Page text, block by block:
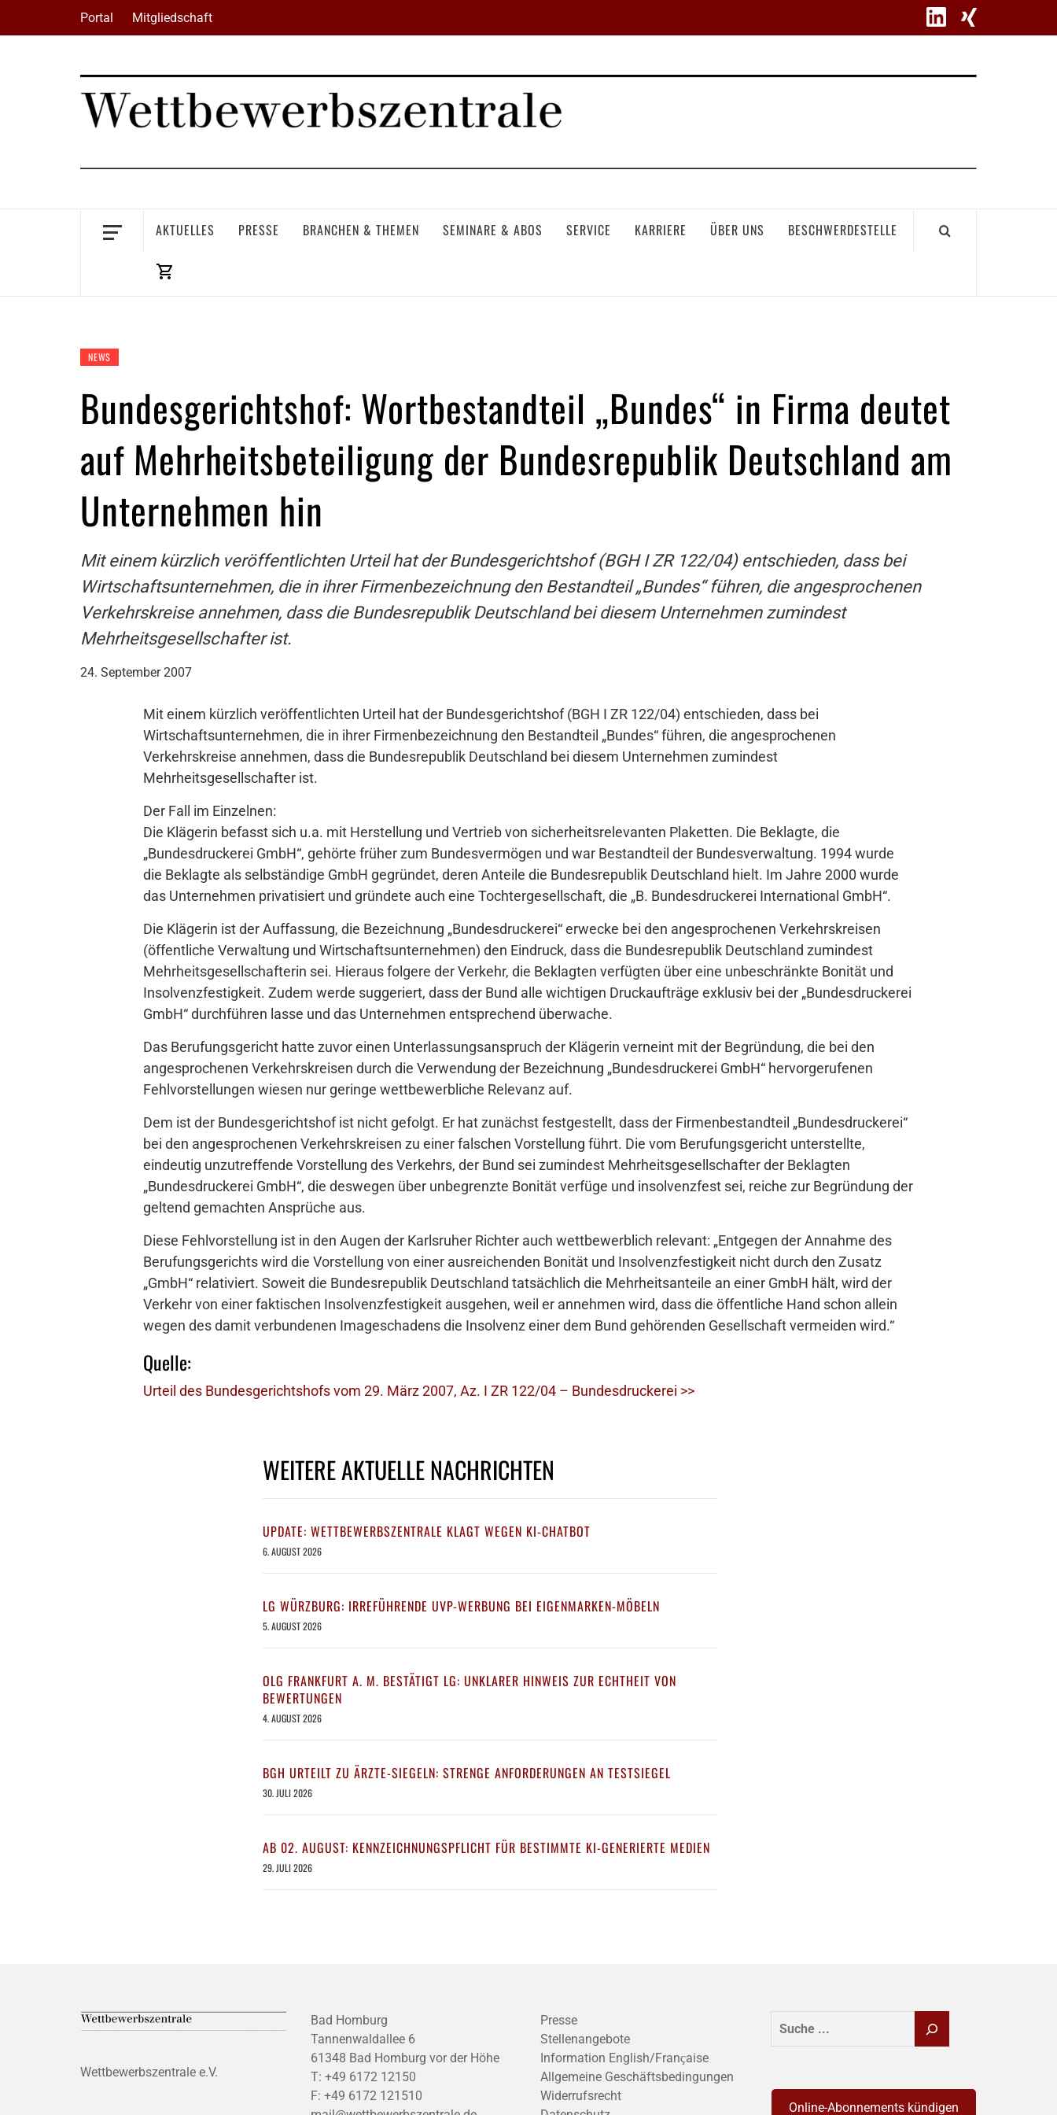
Portal Mitgliedschaft
AKTUELLES PRESSE BRANCHEN & THEMEN SEMINARE & ABOS SERVICE KARRIERE ÜBER UNS BESCHWERDESTELLE
NEWS
Bundesgerichtshof: Wortbestandteil „Bundes“ in Firma deutet
auf Mehrheitsbeteiligung der Bundesrepublik Deutschland am
Unternehmen hin
Mit einem kürzlich veröffentlichten Urteil hat der Bundesgerichtshof (BGH I ZR 122/04) entschieden, dass bei
Wirtschaftsunternehmen, die in ihrer Firmenbezeichnung den Bestandteil „Bundes“ führen, die angesprochenen
Verkehrskreise annehmen, dass die Bundesrepublik Deutschland bei diesem Unternehmen zumindest
Mehrheitsgesellschafter ist.
24. September 2007
Mit einem kürzlich veröffentlichten Urteil hat der Bundesgerichtshof (BGH I ZR 122/04) entschieden, dass bei
Wirtschaftsunternehmen, die in ihrer Firmenbezeichnung den Bestandteil „Bundes“ führen, die angesprochenen
Verkehrskreise annehmen, dass die Bundesrepublik Deutschland bei diesem Unternehmen zumindest
Mehrheitsgesellschafter ist.
Der Fall im Einzelnen:
Die Klägerin befasst sich u.a. mit Herstellung und Vertrieb von sicherheitsrelevanten Plaketten. Die Beklagte, die
„Bundesdruckerei GmbH“, gehörte früher zum Bundesvermögen und war Bestandteil der Bundesverwaltung. 1994 wurde
die Beklagte als selbständige GmbH gegründet, deren Anteile die Bundesrepublik Deutschland hielt. Im Jahre 2000 wurde
das Unternehmen privatisiert und gründete auch eine Tochtergesellschaft, die „B. Bundesdruckerei International GmbH“.
Die Klägerin ist der Auffassung, die Bezeichnung „Bundesdruckerei“ erwecke bei den angesprochenen Verkehrskreisen
(öffentliche Verwaltung und Wirtschaftsunternehmen) den Eindruck, dass die Bundesrepublik Deutschland zumindest
Mehrheitsgesellschafterin sei. Hieraus folgere der Verkehr, die Beklagten verfügten über eine unbeschränkte Bonität und
Insolvenzfestigkeit. Zudem werde suggeriert, dass der Bund alle wichtigen Druckaufträge exklusiv bei der „Bundesdruckerei
GmbH“ durchführen lasse und das Unternehmen entsprechend überwache.
Das Berufungsgericht hatte zuvor einen Unterlassungsanspruch der Klägerin verneint mit der Begründung, die bei den
angesprochenen Verkehrskreisen durch die Verwendung der Bezeichnung „Bundesdruckerei GmbH“ hervorgerufenen
Fehlvorstellungen wiesen nur geringe wettbewerbliche Relevanz auf.
Dem ist der Bundesgerichtshof ist nicht gefolgt. Er hat zunächst festgestellt, dass der Firmenbestandteil „Bundesdruckerei“
bei den angesprochenen Verkehrskreisen zu einer falschen Vorstellung führt. Die vom Berufungsgericht unterstellte,
eindeutig unzutreffende Vorstellung des Verkehrs, der Bund sei zumindest Mehrheitsgesellschafter der Beklagten
„Bundesdruckerei GmbH“, die deswegen über unbegrenzte Bonität verfüge und insolvenzfest sei, reiche zur Begründung der
geltend gemachten Ansprüche aus.
Diese Fehlvorstellung ist in den Augen der Karlsruher Richter auch wettbewerblich relevant: „Entgegen der Annahme des
Berufungsgerichts wird die Vorstellung von einer ausreichenden Bonität und Insolvenzfestigkeit nicht durch den Zusatz
„GmbH“ relativiert. Soweit die Bundesrepublik Deutschland tatsächlich die Mehrheitsanteile an einer GmbH hält, wird der
Verkehr von einer faktischen Insolvenzfestigkeit ausgehen, weil er annehmen wird, dass die öffentliche Hand schon allein
wegen des damit verbundenen Imageschadens die Insolvenz einer dem Bund gehörenden Gesellschaft vermeiden wird.“
Quelle:
Urteil des Bundesgerichtshofs vom 29. März 2007, Az. I ZR 122/04 – Bundesdruckerei >>
WEITERE AKTUELLE NACHRICHTEN
UPDATE: WETTBEWERBSZENTRALE KLAGT WEGEN KI-CHATBOT
6. AUGUST 2026
LG WÜRZBURG: IRREFÜHRENDE UVP-WERBUNG BEI EIGENMARKEN-MÖBELN
5. AUGUST 2026
OLG FRANKFURT A. M. BESTÄTIGT LG: UNKLARER HINWEIS ZUR ECHTHEIT VON
BEWERTUNGEN
4. AUGUST 2026
BGH URTEILT ZU ÄRZTE-SIEGELN: STRENGE ANFORDERUNGEN AN TESTSIEGEL
30. JULI 2026
AB 02. AUGUST: KENNZEICHNUNGSPFLICHT FÜR BESTIMMTE KI-GENERIERTE MEDIEN
29. JULI 2026
Wettbewerbszentrale e.V.
Bad Homburg
Tannenwaldallee 6
61348 Bad Homburg vor der Höhe
T: +49 6172 12150
F: +49 6172 121510
Presse
Stellenangebote
Information English/Franҫaise
Allgemeine Geschäftsbedingungen
Widerrufsrecht
SUCHEN
Online-Abonnements kündigen